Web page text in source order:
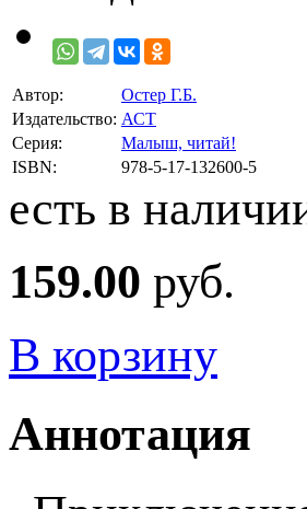
Автор:
Остер Г.Б.
Издательство: АСТ
Серия:
Малыш, читай!
ISBN:
978-5-17-132600-5
есть в
159.00 руб.
В корзину
Аннотация